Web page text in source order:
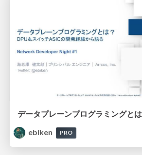
ebiken
PRO